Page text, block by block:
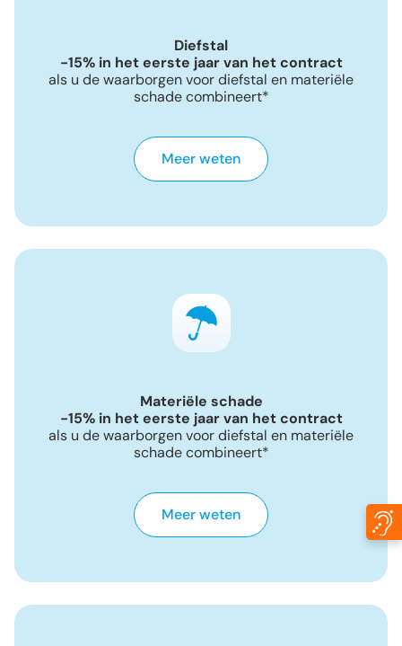
Diefstal
-15% in het eerste jaar van het contract
als u de waarborgen voor diefstal en materiële
schade combineert*
Meer weten
Materiële schade
-15% in het eerste jaar van het contract
als u de waarborgen voor diefstal en materiële
schade combineert*
Meer weten